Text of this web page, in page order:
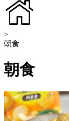
>
朝食
朝食